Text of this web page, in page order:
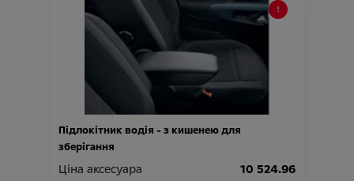
Підлокітник водія - з кишенею для
зберігання
Ціна аксесуара 10 524.96